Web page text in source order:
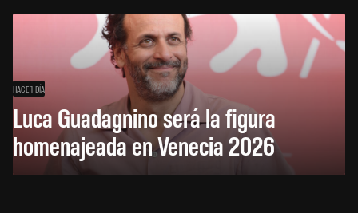
HACE 1 DÍA
Luca Guadagnino será la figura
homenajeada en Venecia 2026